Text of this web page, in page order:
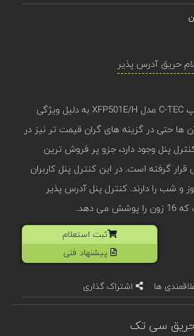
حریق آدرس پذیر
کنترل پنل آدرس پذیر 1 لوپ C-TEC مدل XFP501E/H به دلیل ویژگی
حتی در گزینه های گران قیمت تر نیز در
پنل وجود دارد، جزو پر فروش ترین
گرفته است. در این کنترل پنل کاربران
و شب را دارند. کنترل پنل آدرس پذیر
ثبت استعلام
پیشنهاد فنی
ها اشتراک گذاری
حریق سی تک